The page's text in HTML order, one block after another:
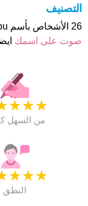
التصنيف
26 الأشخاص بأسم Zainabu صوت على اسمائهم . من فضلك
صوت على اسمك
★
★
★
من السهل
★
★
★
النطق